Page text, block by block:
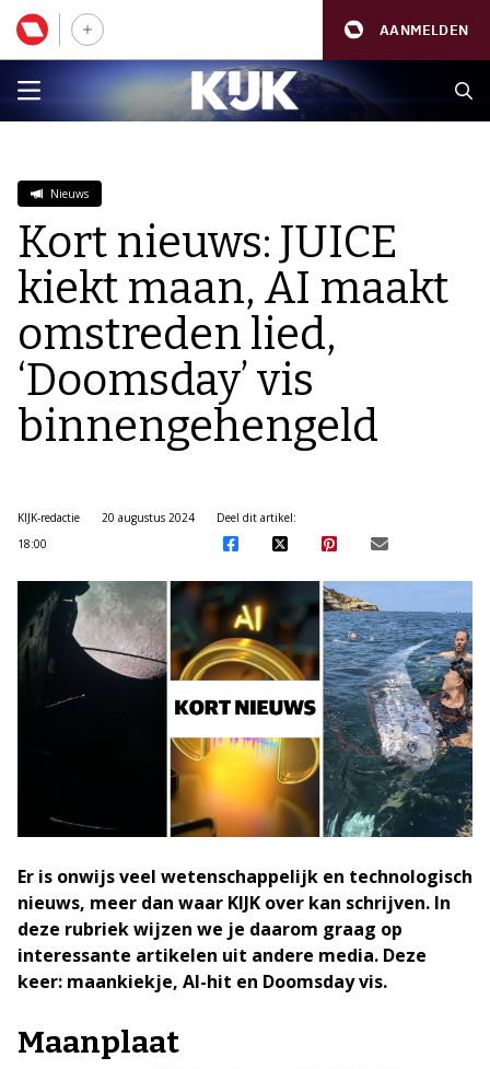
AANMELDEN
Nieuws
Kort nieuws: JUICE
kiekt maan, AI maakt
omstreden lied,
‘Doomsday’ vis
binnengehengeld
KIJK-redactie
20 augustus 2024
18:00
Deel dit artikel:
Er is onwijs veel wetenschappelijk en technologisch
nieuws, meer dan waar KIJK over kan schrijven. In
deze rubriek wijzen we je daarom graag op
interessante artikelen uit andere media. Deze
keer: maankiekje, AI-hit en Doomsday vis.
Maanplaat